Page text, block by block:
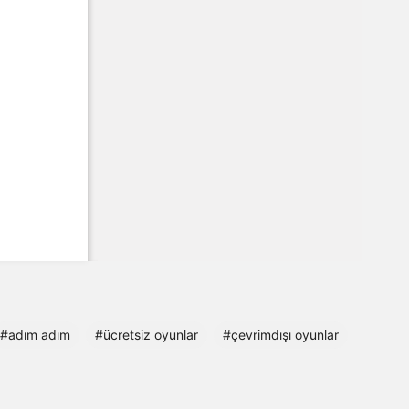
#adım adım #ücretsiz oyunlar #çevrimdışı oyunlar